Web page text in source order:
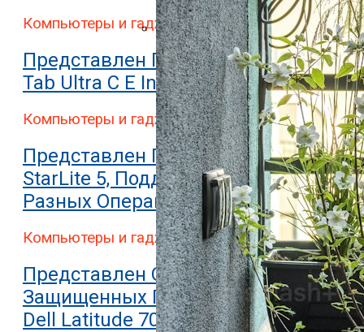
Представлен Двухэкранный
Компьютеры и гаджеты
Представлен Планшет Onyx Boox
Tab Ultra C E Ink
Компьютеры и гаджеты
Представлен Планшет StarLabs
StarLite 5, Поддерживающий 7
Разных Операционных Систем
Компьютеры и гаджеты
Представлен Один Из Самых
Защищенных Планшетов В Мире
Dell Latitude 7030 Rugged Extreme